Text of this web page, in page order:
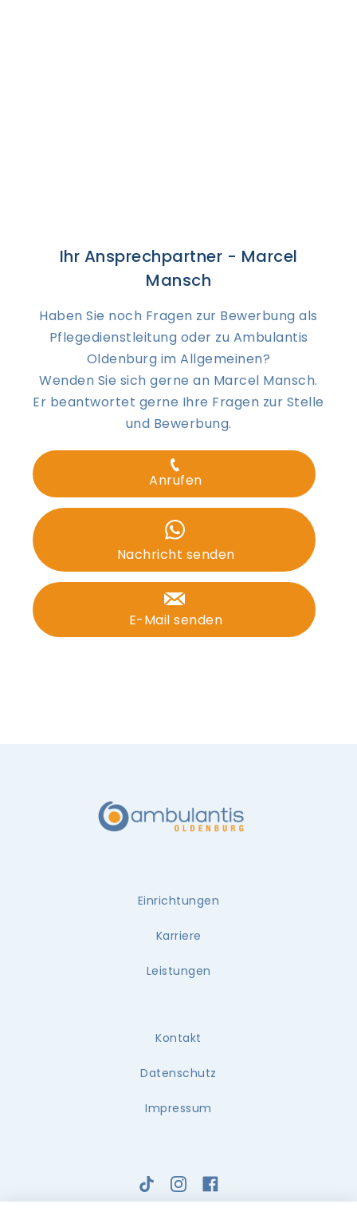
Ihr Ansprechpartner - Marcel
Mansch
Haben Sie noch Fragen zur Bewerbung als
Pflegedienstleitung oder zu Ambulantis
Oldenburg im Allgemeinen?
Wenden Sie sich gerne an Marcel Mansch.
Er beantwortet gerne Ihre Fragen zur Stelle
und Bewerbung.
Anrufen
Nachricht senden
E-Mail senden
Einrichtungen
Karriere
Leistungen
Kontakt
Datenschutz
Impressum